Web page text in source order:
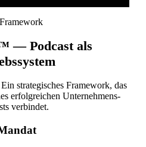
— Podcast als
strategisches Framework, das
erfolgreichen Unternehmens-
verbindet.